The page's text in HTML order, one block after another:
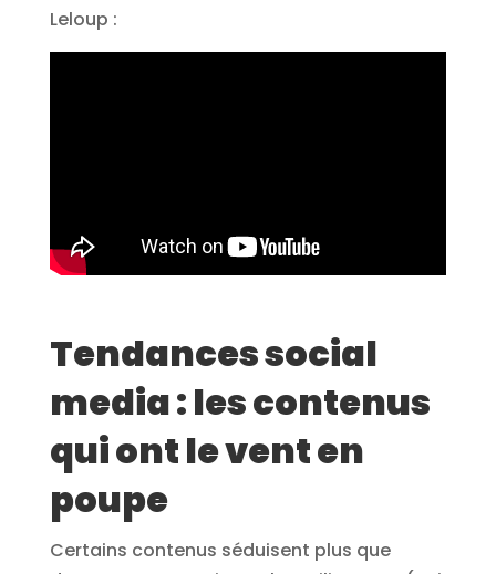
Leloup :
Tendances social
media : les contenus
qui ont le vent en
poupe
Certains contenus séduisent plus que